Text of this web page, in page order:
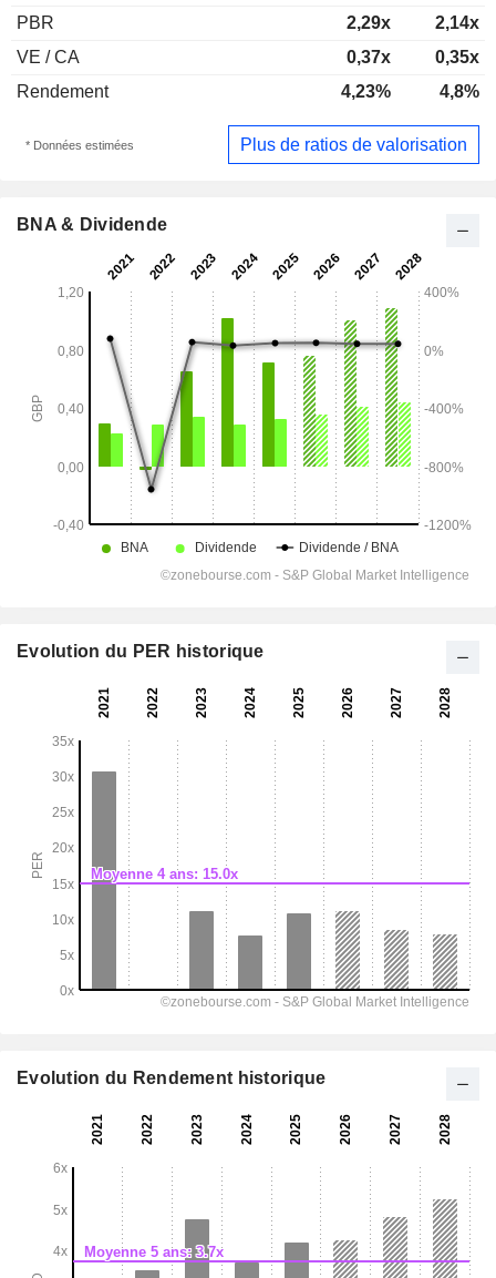
PBR 2,29x
2,14x
VE / CA
0,37x
0,35x
Rendement
4,23% 4,8%
* Données estimées Plus de ratios de valorisation
BNA & Dividende
Evolution du PER historique
Evolution du Rendement historique